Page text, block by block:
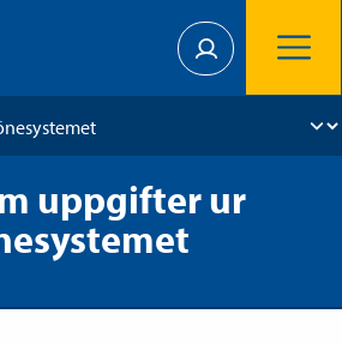
uppgifter ur